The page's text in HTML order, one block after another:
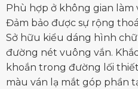
Phù hợp ở không gian làm
Đảm bảo được sự rộng
Sở hữu kiểu dáng hình
đường nét vuông vắn.
khoắn trong đường lối
màu ván lạ mắt góp phần